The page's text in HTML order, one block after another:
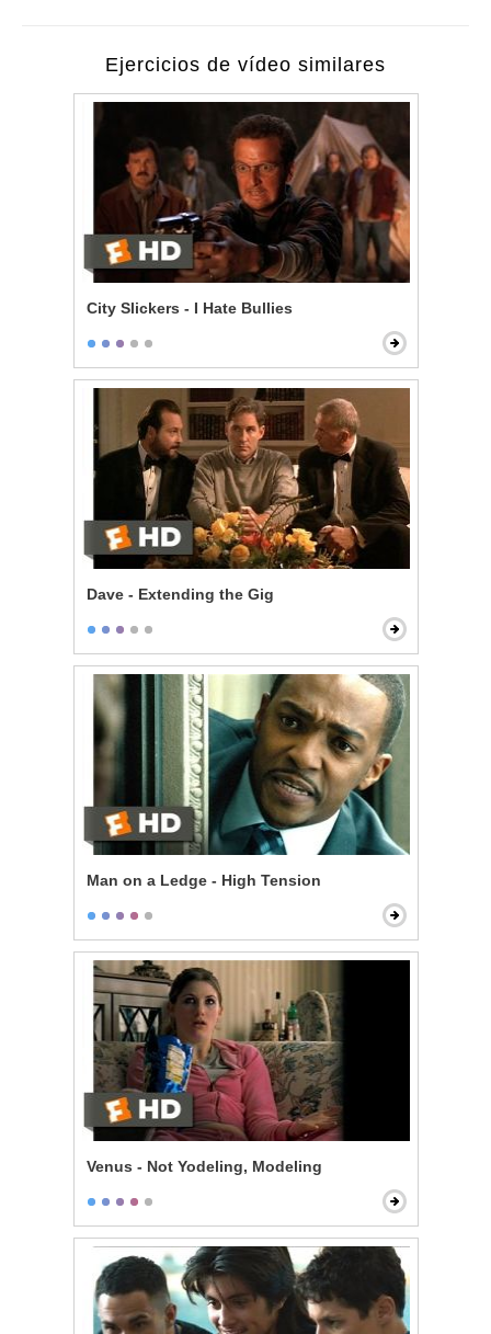
Ejercicios de vídeo similares
City Slickers - I Hate Bullies
Dave - Extending the Gig
Man on a Ledge - High Tension
Venus - Not Yodeling, Modeling